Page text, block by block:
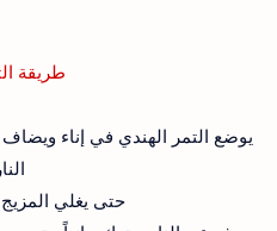
طريقة
يوضع التمر الهندي في إناء
النار
حتى يغلي